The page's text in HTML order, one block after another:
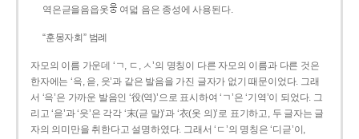
역은귿을음읍옷
여덟 음은 종성에 사용된다.
“훈몽자회” 범례
자모의 이름 가운데 ‘ㄱ, ㄷ, ㅅ’의 명칭이 다른 자모의 이름과 다른 것은
한자에는 ‘윽, 읃, 읏’과 같은 발음을 가진 글자가 없기 때문이었다. 그래
서 ‘윽’은 가까운 발음인 ‘役(역)’으로 표시하여 ‘ㄱ’은 ‘기역’이 되었다. 그
리고 ‘읃’과 ‘읏’은 각각 ‘末(귿 말)’과 ‘衣(옷 의)’로 표기하고, 두 글자는 글
자의 의미만을 취한다고 설명하였다. 그래서 ‘ㄷ’의 명칭은 ‘디귿’이,